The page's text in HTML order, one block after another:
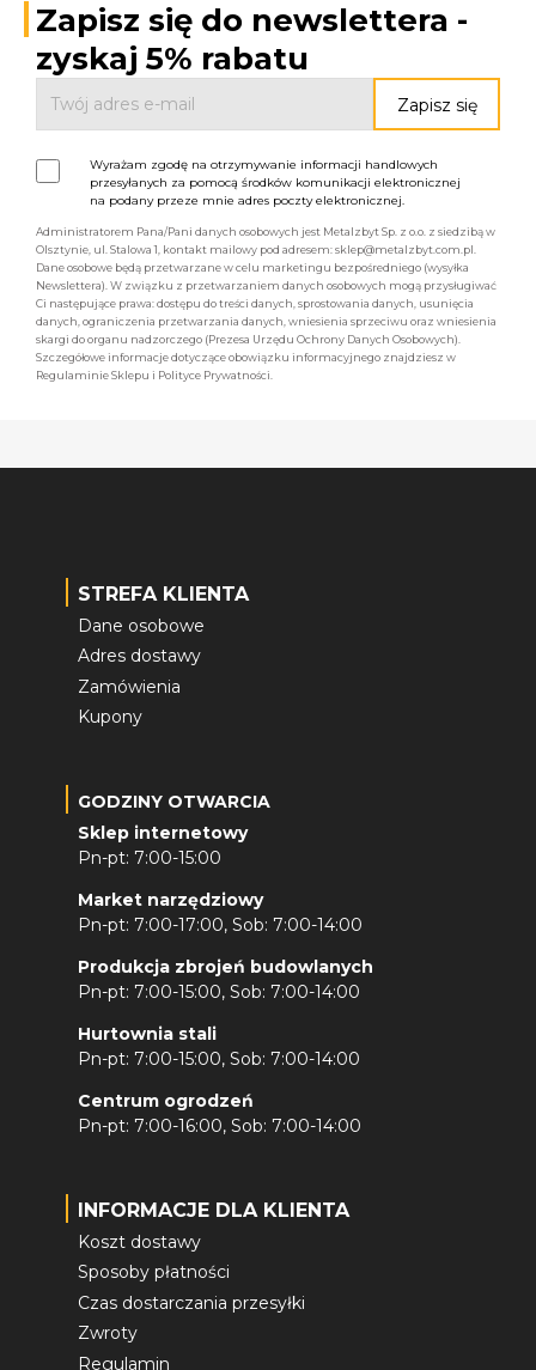
Zapisz się do newslettera -
zyskaj 5% rabatu
Wyrażam zgodę na otrzymywanie informacji handlowych
przesyłanych za pomocą środków komunikacji elektronicznej
na podany przeze mnie adres poczty elektronicznej.
Administratorem Pana/Pani danych osobowych jest Metalzbyt Sp. z o.o. z siedzibą w
Olsztynie, ul. Stalowa 1, kontakt mailowy pod adresem: sklep@metalzbyt.com.pl.
Dane osobowe będą przetwarzane w celu marketingu bezpośredniego (wysyłka
Newslettera). W związku z przetwarzaniem danych osobowych mogą przysługiwać
Ci następujące prawa: dostępu do treści danych, sprostowania danych, usunięcia
danych, ograniczenia przetwarzania danych, wniesienia sprzeciwu oraz wniesienia
skargi do organu nadzorczego (Prezesa Urzędu Ochrony Danych Osobowych).
Szczegółowe informacje dotyczące obowiązku informacyjnego znajdziesz w
Regulaminie Sklepu i Polityce Prywatności.
STREFA KLIENTA
Dane osobowe
Adres dostawy
Zamówienia
Kupony
GODZINY OTWARCIA
Sklep internetowy
Pn-pt: 7:00-15:00
Market narzędziowy
Pn-pt: 7:00-17:00, Sob: 7:00-14:00
Produkcja zbrojeń budowlanych
Pn-pt: 7:00-15:00, Sob: 7:00-14:00
Hurtownia stali
Pn-pt: 7:00-15:00, Sob: 7:00-14:00
Centrum ogrodzeń
Pn-pt: 7:00-16:00, Sob: 7:00-14:00
INFORMACJE DLA KLIENTA
Koszt dostawy
Sposoby płatności
Czas dostarczania przesyłki
Zwroty
Regulamin